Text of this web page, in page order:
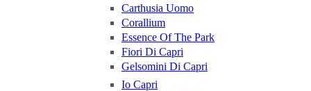
Carthusia Uomo
Corallium
Essence Of The Park
Fiori Di Capri
Gelsomini Di Capri
Io Capri